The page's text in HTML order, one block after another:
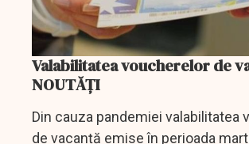
Valabilitatea voucherelor de
NOUTĂȚI
Din cauza pandemiei valabilitatea
de vacanță emise în perioada